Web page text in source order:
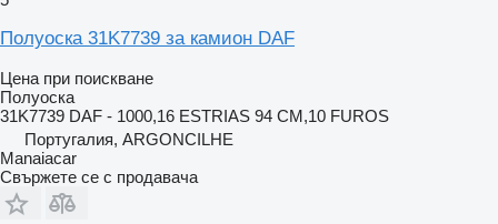
Полуоска 31K7739 за камион DAF
Цена при поискване
Полуоска
31K7739 DAF - 1000,16 ESTRIAS 94 CM,10 FUROS
Португалия, ARGONCILHE
Manaiacar
Свържете се с продавача